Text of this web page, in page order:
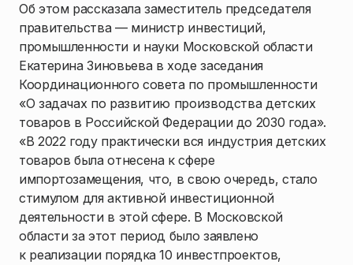
Об этом рассказала заместитель председателя
правительства — министр инвестиций,
промышленности и науки Московской области
Екатерина Зиновьева в ходе заседания
Координационного совета по промышленности
«О задачах по развитию производства детских
товаров в Российской Федерации до 2030 года».
«В 2022 году практически вся индустрия детских
товаров была отнесена к сфере
импортозамещения, что, в свою очередь, стало
стимулом для активной инвестиционной
деятельности в этой сфере. В Московской
области за этот период было заявлено
к реализации порядка 10 инвестпроектов,